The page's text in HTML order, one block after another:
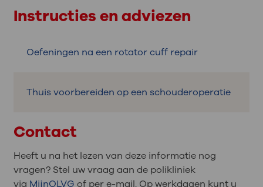
Instructies en adviezen
Oefeningen na een rotator cuff repair
Thuis voorbereiden op een schouderoperatie
Contact
Heeft u na het lezen van deze informatie nog
vragen? Stel uw vraag aan de polikliniek
via MijnOLVG of per e-mail. Op werkdagen kunt u